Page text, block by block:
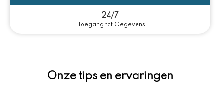
24/7
Toegang tot Gegevens
Onze tips en ervaringen